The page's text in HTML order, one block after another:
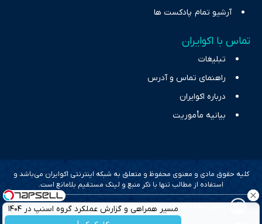
مسیر همراهی و گزارش عملکرد گروه اسنپ در ۱۴۰۴
آرشیو تمام پادکست ها
تماس با اکوایران
تبلیغات
راهنمای تماس و آدرس
درباره اکوایران
بیانیه مأموریت
کلیه حقوق مادی و معنوی محفوظ و متعلق به شبکه اینترنتی اکوایران می‌باشد و
استفاده از مطالب تنها با ذکر منبع و لینک مستقیم بلامانع است.
طراحی سایت خبری و خبرگزاری آسام